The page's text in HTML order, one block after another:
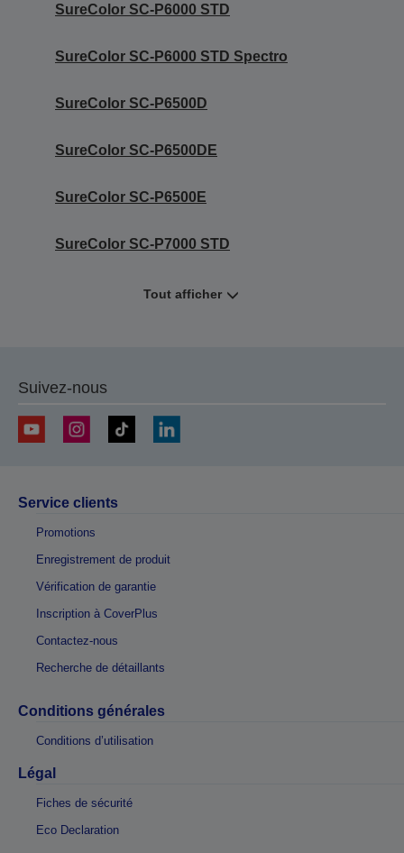
SureColor SC-P6000 STD
SureColor SC-P6000 STD Spectro
SureColor SC-P6500D
SureColor SC-P6500DE
SureColor SC-P6500E
SureColor SC-P7000 STD
Tout afficher
Suivez-nous
Service clients
Promotions
Enregistrement de produit
Vérification de garantie
Inscription à CoverPlus
Contactez-nous
Recherche de détaillants
Conditions générales
Conditions d’utilisation
Légal
Fiches de sécurité
Eco Declaration